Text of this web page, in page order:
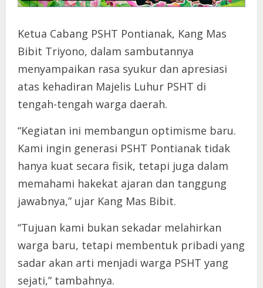
Ketua Cabang PSHT Pontianak, Kang Mas
Bibit Triyono, dalam sambutannya
menyampaikan rasa syukur dan apresiasi
atas kehadiran Majelis Luhur PSHT di
tengah-tengah warga daerah.
“Kegiatan ini membangun optimisme baru.
Kami ingin generasi PSHT Pontianak tidak
hanya kuat secara fisik, tetapi juga dalam
memahami hakekat ajaran dan tanggung
jawabnya,” ujar Kang Mas Bibit.
“Tujuan kami bukan sekadar melahirkan
warga baru, tetapi membentuk pribadi yang
sadar akan arti menjadi warga PSHT yang
sejati,” tambahnya.